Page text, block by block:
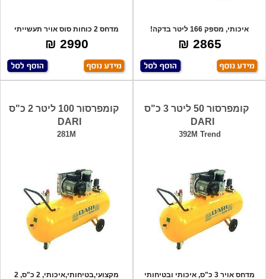
איכותי, מספק 166 ליטר בדקה!
מופעל ע"י מצ
2865 ₪
מדחס 2 כוחות סוס אויר תעשייתי
המונע ע"י
2990 ₪
קומפרסור 50 ליטר 3 כ"ס
DARI
392M Trend
מדחס אויר 3 כ"ס, איכותי ובטיחותי
קומפרסור 100 ליטר 2 כ"ס
DARI
281M
מקצועי,בטיחותי,איכותי, 2 כ"ס, 2